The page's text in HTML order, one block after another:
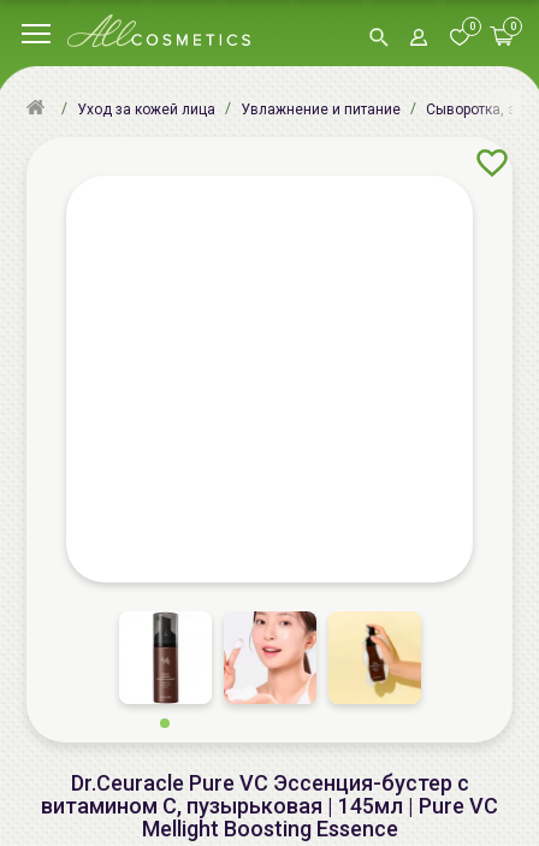
0 0
Уход за кожей лица Увлажнение и питание Сыворотка,
Dr.Ceuracle Pure VC Эссенция-бустер с
витамином С, пузырьковая | 145мл | Pure VC
Mellight Boosting Essence